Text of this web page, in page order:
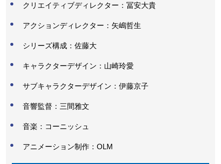
クリエイティブディレクター：冨安大貴
アクションディレクター：矢嶋哲生
シリーズ構成：佐藤大
キャラクターデザイン：山崎玲愛
サブキャラクターデザイン：伊藤京子
音響監督：三間雅文
音楽：コーニッシュ
アニメーション制作：OLM